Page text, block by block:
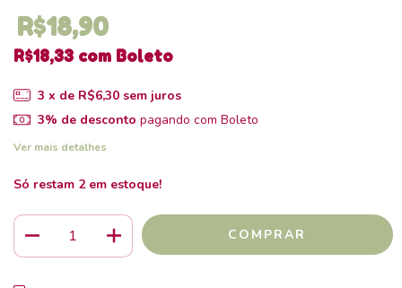
R$18,90
R$18,33 com Boleto
3 x de R$6,30 sem juros
3% de desconto pagando com Boleto
Ver mais detalhes
Só restam 2em estoque!